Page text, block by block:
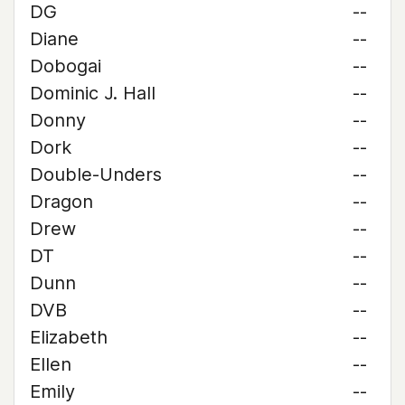
DG
--
Diane
--
Dobogai
--
Dominic J. Hall
--
Donny
--
Dork
--
Double-Unders
--
Dragon
--
Drew
--
DT
--
Dunn
--
DVB
--
Elizabeth
--
Ellen
--
Emily
--